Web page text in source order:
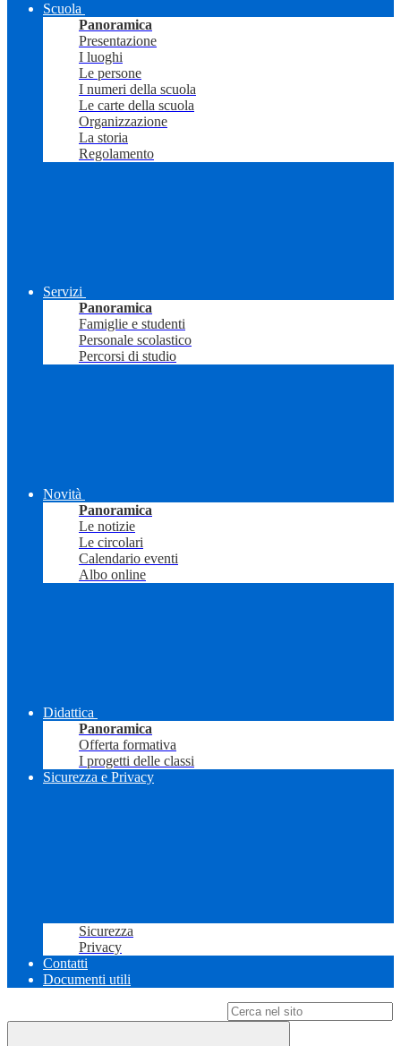
Scuola
Panoramica
Presentazione
I luoghi
Le persone
I numeri della scuola
Le carte della scuola
Organizzazione
La storia
Regolamento
Servizi
Panoramica
Famiglie e studenti
Personale scolastico
Percorsi di studio
Novità
Panoramica
Le notizie
Le circolari
Calendario eventi
Albo online
Didattica
Panoramica
Offerta formativa
I progetti delle classi
Sicurezza e Privacy
Sicurezza
Privacy
Contatti
Documenti utili